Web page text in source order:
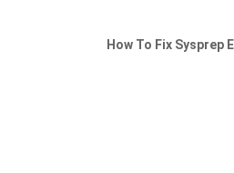
How To Fix Sysprep